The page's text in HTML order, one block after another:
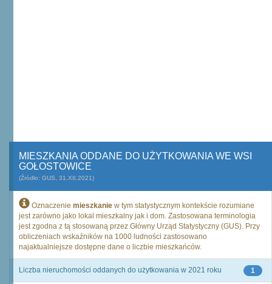
MIESZKANIA ODDANE DO UŻYTKOWANIA WE WSI
GOŁOSTOWICE
(Źródło: GUS, 31.XII.2021)
Oznaczenie mieszkanie w tym statystycznym kontekście rozumiane
jest zarówno jako lokal mieszkalny jak i dom. Zastosowana terminologia
jest zgodna z tą stosowaną przez Główny Urząd Statystyczny (GUS). Przy
obliczeniach wskaźników na 1000 ludności zastosowano
najaktualniejsze dostępne dane o liczbie mieszkańców.
1
Liczba nieruchomości oddanych do użytkowania w 2021 roku